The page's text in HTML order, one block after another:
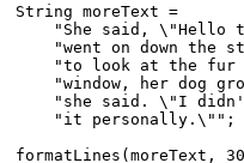
String moreText =
"She said, \"Hello
"went on down the
"to look at the fur
"window, her dog
"she said. \"I
    "it personally.\"";